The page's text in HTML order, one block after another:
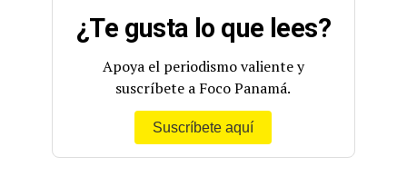
¿Te gusta lo que lees?
Apoya el periodismo valiente y
suscríbete a Foco Panamá.
Suscríbete aquí